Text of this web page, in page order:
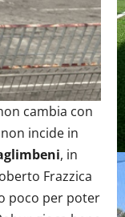
cambia con
incide in
, in
Frazzica
poco per poter